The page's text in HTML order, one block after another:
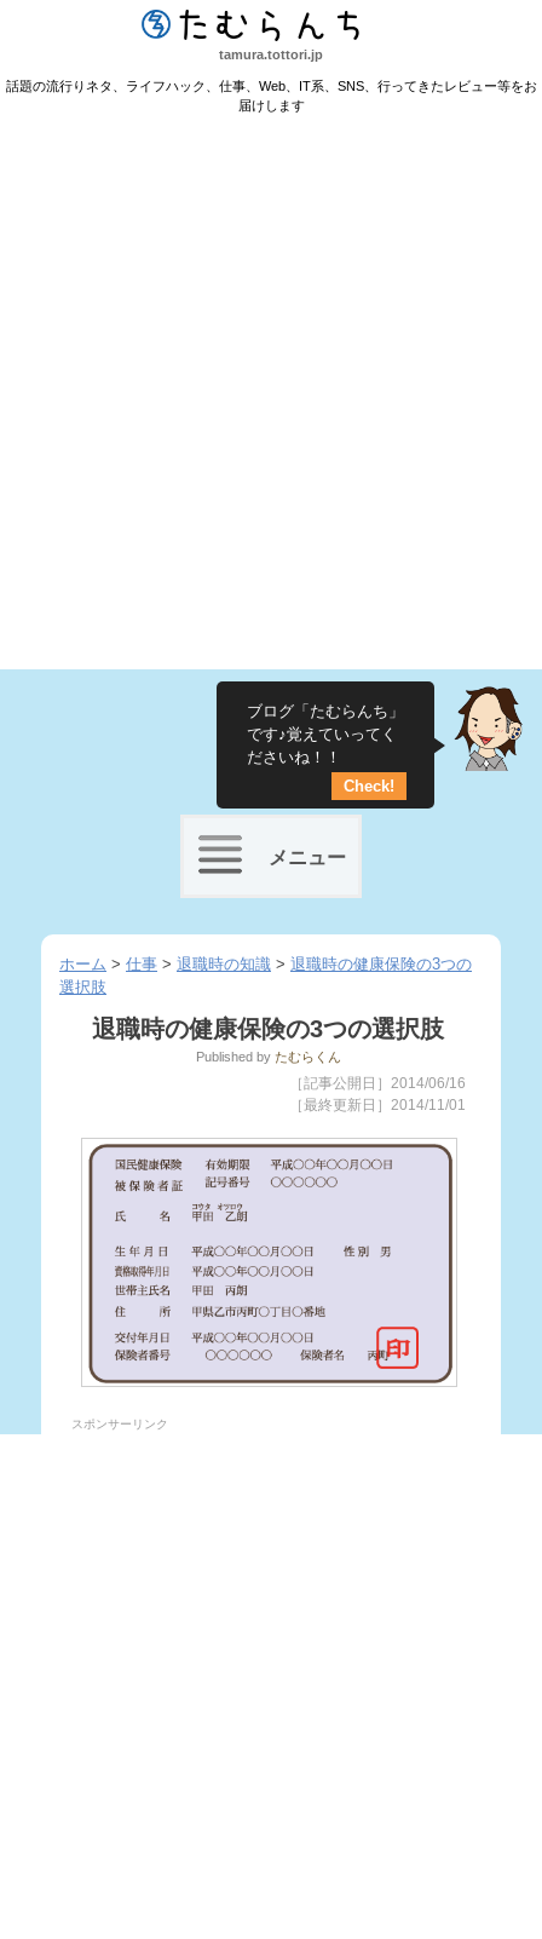
たむらんち
tamura.tottori.jp
話題の流行りネタ、ライフハック、仕事、Web、IT系、SNS、行ってきたレビュー等をお
届けします
ブログ「たむらんち」
です♪覚えていってく
ださいね！！
Check!
メニュー
Skip
to
ホーム > 仕事 > 退職時の知識 > 退職時の健康保険の3つの
選択肢
退職時の健康保険の3つの選択肢
Published by たむらくん
［記事公開日］2014/06/16
［最終更新日］2014/11/01
スポンサーリンク